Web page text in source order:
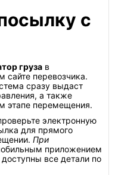
с
груза в
сайте перевозчика.
сразу выдаст
а также
этапе перемещения.
электронную
для прямого
При
приложением
все детали по